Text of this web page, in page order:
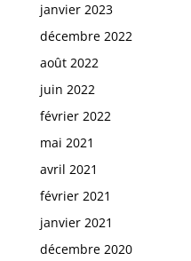
janvier 2023
décembre 2022
août 2022
juin 2022
février 2022
mai 2021
avril 2021
février 2021
janvier 2021
décembre 2020